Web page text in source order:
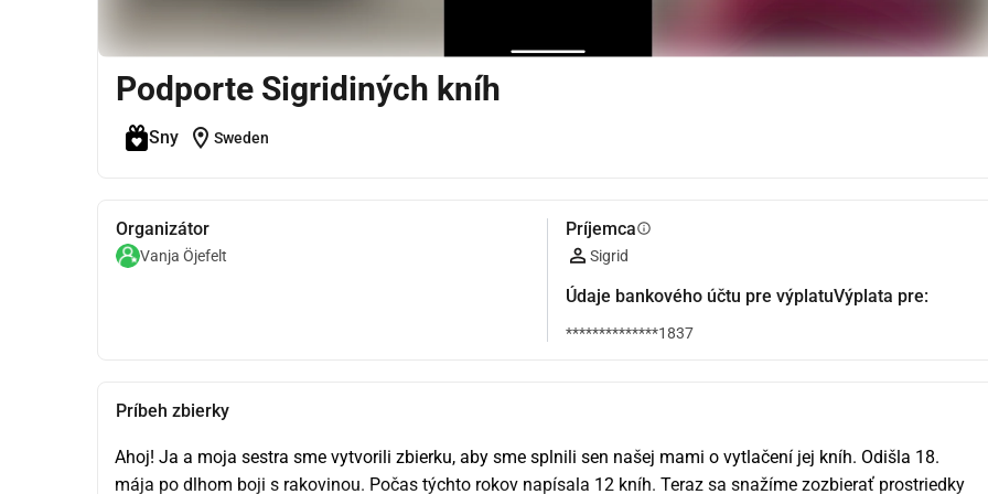
Podporte Sigridiných kníh
Sny location_on Sweden
Organizátor
Vanja Öjefelt
Príjemcainfo
Sigrid
Údaje bankového účtu pre výplatuVýplata pre:
**************1837
Príbeh zbierky
Ahoj! Ja a moja sestra sme vytvorili zbierku, aby sme splnili sen našej mami o vytlačení jej kníh. Odišla 18.
mája po dlhom boji s rakovinou. Počas týchto rokov napísala 12 kníh. Teraz sa snažíme zozbierať prostriedky